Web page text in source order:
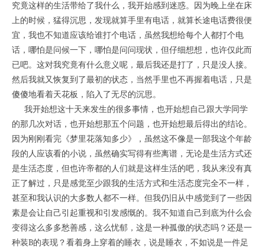
究竟这样的生活带给了我什么，我开始感到迷惑。因为晚上坐在床
上的时候，猛得沉思，发现就算手里有电话，就算长途电话费很便
宜，我也不知道应该给谁打个电话，虽然我想给每个人都打个电
话，哪怕是问候一下，哪怕是问问现状，但仔细想想，也许仅此而
已吧。这对我究竟有什么意义呢，最后我还是打了，只是没人接。
然后我就又恢复到了最初的状态，当然手里也不再握着电话，只是
傻傻地看着天花板，陷入了无尽的沉思。
我开始想这十天来发生的很多事情，也开始想自己跟大学同学
的那几次对话，也开始想那五个问题，也开始想最后得出的结论。
因为刚刚看完《梦里花落知多少》，虽然这不像是一部我这个年龄
段的人应该看的小说，虽然确实写得有些离谱，无论是生活方式还
是生活态度，但也许帝都的人们就是这样生活的吧，我从来没有真
正了解过，只是感觉至少跟我的生活方式和生活态度完全不一样，
甚至和我认识的大多数人都不一样。但我仍旧从中感觉到了一些因
素是会让自己引起重视和引发感慨的。我不知道自己到底为什么会
变得这么多多愁善感，这么忧郁，这是一种孤傲的状态吗？还是一
种装B的表现？看着身上穿着的睡衣，说是睡衣，不如说是一件足